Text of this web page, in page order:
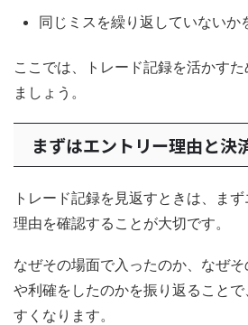
同じミスを繰り返していないか
ここでは、トレード記録を活かす
ましょう。
まずはエントリー理由と決
トレード記録を見返すときは、ま
理由を確認することが大切です。
なぜその場面で入ったのか、なぜ
や利確をしたのかを振り返ること
すくなります。